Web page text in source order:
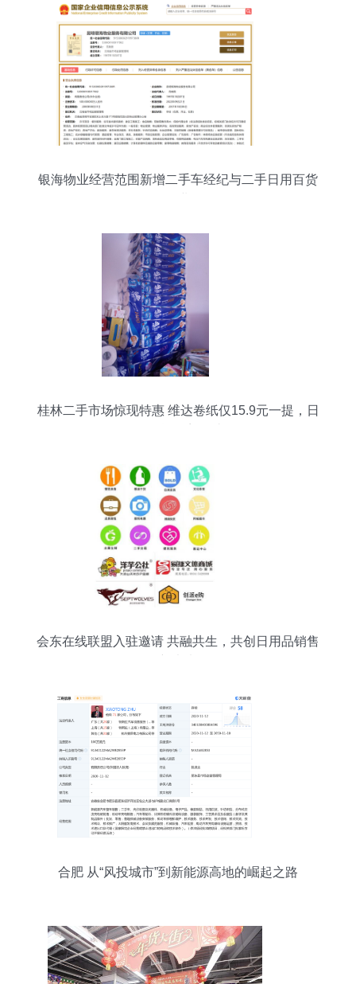
银海物业经营范围新增二手车经纪与二手日用百货
桂林二手市场惊现特惠 维达卷纸仅15.9元一提，日
会东在线联盟入驻邀请 共融共生，共创日用品销售
合肥 从“风投城市”到新能源高地的崛起之路